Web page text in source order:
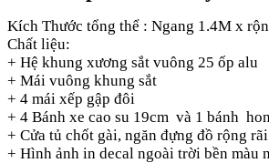
Kích Thước tổng thể : Ngang 1.4M x
Chất liệu:
+ Hệ khung xương sắt vuông 25 ốp alu
+ Mái vuông khung sắt
+ 4 mái xếp gập đôi
+ 4 Bánh xe cao su 19cm và 1 bánh
+ Cửa tủ chốt gài, ngăn đựng đồ rộng rãi
+ Hình ảnh in decal ngoài trời bền màu